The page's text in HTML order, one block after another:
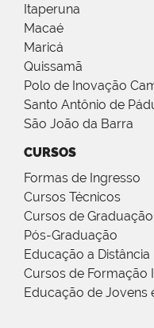
Itaperuna
Macaé
Maricá
Quissamã
Polo de Inovação
Santo Antônio de
São João da Barra
CURSOS
Formas de Ingresso
Cursos Técnicos
Cursos de Graduação
Pós-Graduação
Educação a Distância
Cursos de Formação
Educação de Jovens